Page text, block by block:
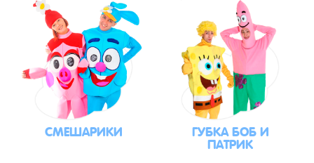
СМЕШАРИКИ ГУБКА БОБ И
ПАТРИК